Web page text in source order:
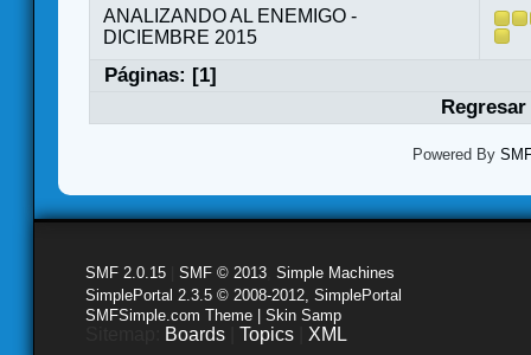
ANALIZANDO AL ENEMIGO -
DICIEMBRE 2015
Páginas: [1]
Powered By
SMF 2.0.15 SMF © 2013 Simple Machines
SimplePortal 2.3.5 © 2008-2012, SimplePortal
SMFSimple.com Theme | Skin Samp
Boards Topics XML